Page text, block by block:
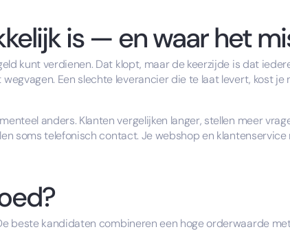
is — en waar het
kunt verdienen. Dat klopt, maar de keerzijde is dat
Een slechte leverancier die te laat levert, kost je
anders. Klanten vergelijken langer, stellen meer
soms telefonisch contact. Je webshop en
beste kandidaten combineren een hoge orderwaarde